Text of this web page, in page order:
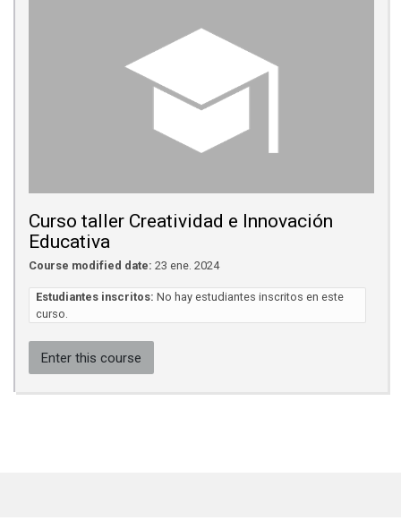
Curso taller Creatividad e Innovación
Educativa
Course modified date: 23 ene. 2024
Estudiantes inscritos: No hay estudiantes inscritos en este
curso.
Enter this course